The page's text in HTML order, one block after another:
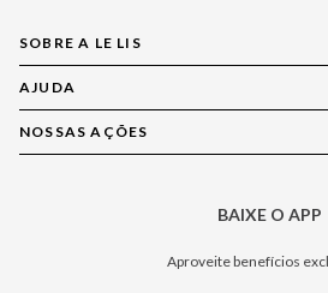
SOBRE A LE LIS
Quem Somos
Nossas Lojas
Política de Privacidade
AJUDA
Compre pelo WhatsApp
Central de Relacionamento
NOSSAS AÇÕES
BAIXE O APP
Aproveite benefícios